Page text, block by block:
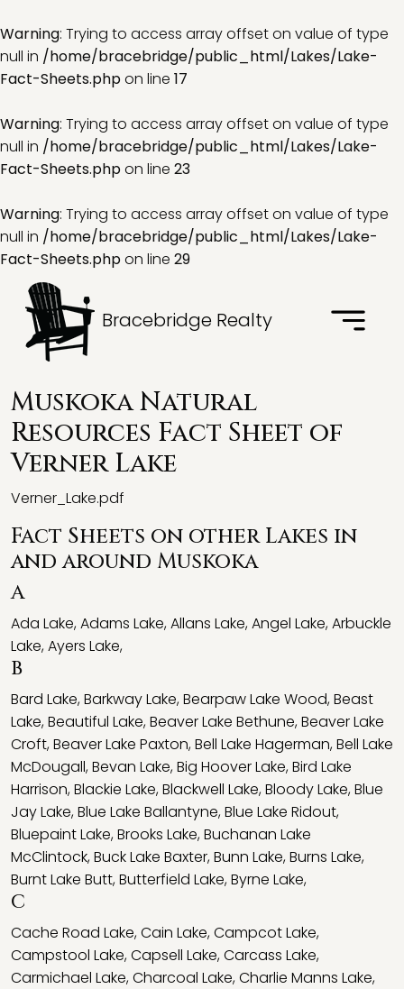
Warning: Trying to access array offset on value of type
null in /home/bracebridge/public_html/Lakes/Lake-
Fact-Sheets.phpon line 17
Warning: Trying to access array offset on value of type
null in /home/bracebridge/public_html/Lakes/Lake-
Fact-Sheets.phpon line 23
Warning: Trying to access array offset on value of type
null in /home/bracebridge/public_html/Lakes/Lake-
Fact-Sheets.phpon line 29
Bracebridge Realty
Muskoka Natural
Resources Fact Sheet of
Verner Lake
Verner_Lake.pdf
Fact Sheets on other Lakes in
and around Muskoka
A
Ada Lake,Adams Lake,Allans Lake,Angel Lake,Arbuckle
Lake,Ayers Lake,
B
Bard Lake,Barkway Lake,Bearpaw Lake Wood,Beast
Lake,Beautiful Lake,Beaver Lake Bethune,Beaver Lake
Croft,Beaver Lake Paxton,Bell Lake Hagerman,Bell Lake
McDougall,Bevan Lake,Big Hoover Lake,Bird Lake
Harrison,Blackie Lake,Blackwell Lake,Bloody Lake,Blue
Jay Lake,Blue Lake Ballantyne,Blue Lake Ridout,
Bluepaint Lake,Brooks Lake,Buchanan Lake
McClintock,Buck Lake Baxter,Bunn Lake,Burns Lake,
Burnt Lake Butt,Butterfield Lake,Byrne Lake,
C
Cache Road Lake,Cain Lake,Campcot Lake,
Campstool Lake,Capsell Lake,Carcass Lake,
Carmichael Lake,Charcoal Lake,Charlie Manns Lake,